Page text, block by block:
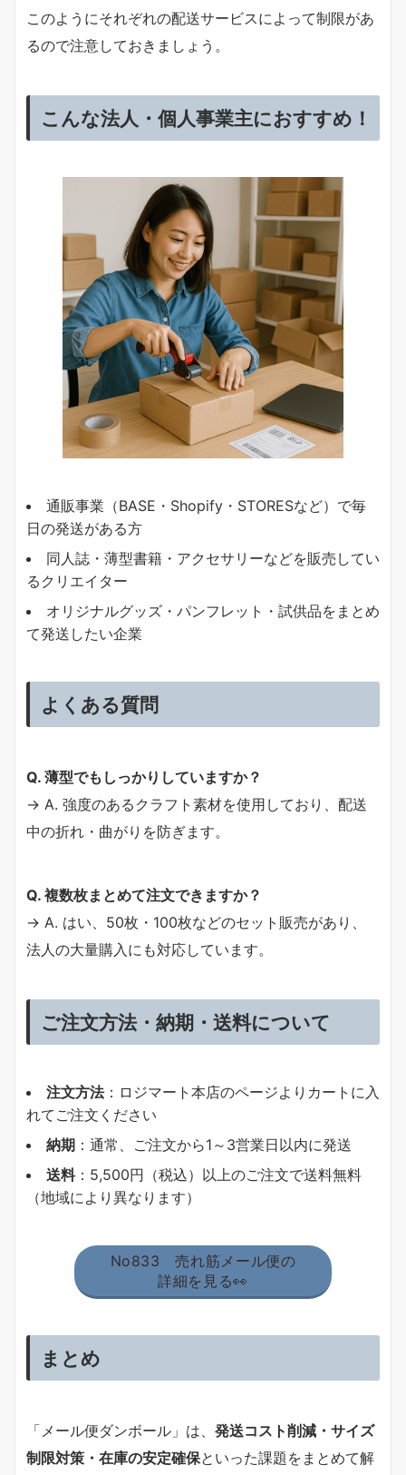
このようにそれぞれの配送サービスによって制限があ
るので注意しておきましょう。
こんな法人・個人事業主におすすめ！
通販事業（BASE・Shopify・STORESなど）で毎
日の発送がある方
同人誌・薄型書籍・アクセサリーなどを販売してい
るクリエイター
オリジナルグッズ・パンフレット・試供品をまとめ
て発送したい企業
よくある質問
Q. 薄型でもしっかりしていますか？
→ A. 強度のあるクラフト素材を使用しており、配送
中の折れ・曲がりを防ぎます。
Q. 複数枚まとめて注文できますか？
→ A. はい、50枚・100枚などのセット販売があり、
法人の大量購入にも対応しています。
ご注文方法・納期・送料について
注文方法：ロジマート本店のページよりカートに入
れてご注文ください
納期 ：通常、ご注文から1～3営業日以内に発送
送料：5,500円（税込）以上のご注文で送料無料
（地域により異なります）
No833 売れ筋メール便の
詳細を見る👀
まとめ
「メール便ダンボール」は、 発送コスト削減・サイズ
制限対策・在庫の安定確保といった課題をまとめて解